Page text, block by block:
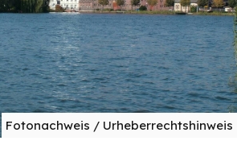
Fotonachweis / Urheberrechtshinweis